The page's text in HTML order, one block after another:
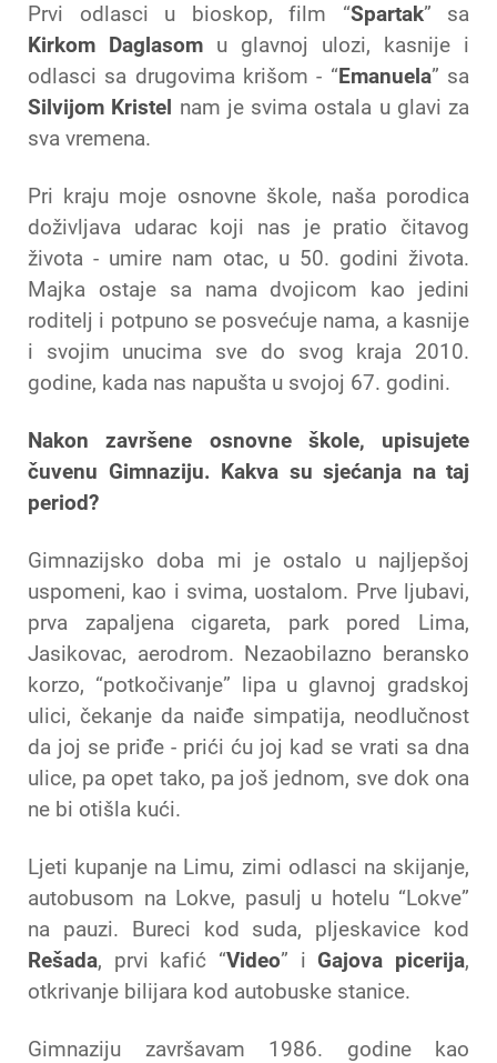
Prvi odlasci u bioskop, film “Spartak” sa
Kirkom Daglasom u glavnoj ulozi, kasnije i
odlasci sa drugovima krišom - “Emanuela” sa
Silvijom Kristel nam je svima ostala u glavi za
sva vremena.
Pri kraju moje osnovne škole, naša porodica
doživljava udarac koji nas je pratio čitavog
života - umire nam otac, u 50. godini života.
Majka ostaje sa nama dvojicom kao jedini
roditelj i potpuno se posvećuje nama, a kasnije
i svojim unucima sve do svog kraja 2010.
godine, kada nas napušta u svojoj 67. godini.
Nakon završene osnovne škole, upisujete
čuvenu Gimnaziju. Kakva su sjećanja na taj
period?
Gimnazijsko doba mi je ostalo u najljepšoj
uspomeni, kao i svima, uostalom. Prve ljubavi,
prva zapaljena cigareta, park pored Lima,
Jasikovac, aerodrom. Nezaobilazno beransko
korzo, “potkočivanje” lipa u glavnoj gradskoj
ulici, čekanje da naiđe simpatija, neodlučnost
da joj se priđe - prići ću joj kad se vrati sa dna
ulice, pa opet tako, pa još jednom, sve dok ona
ne bi otišla kući.
Ljeti kupanje na Limu, zimi odlasci na skijanje,
autobusom na Lokve, pasulj u hotelu “Lokve”
na pauzi. Bureci kod suda, pljeskavice kod
Rešada, prvi kafić “Video” i Gajova picerija,
otkrivanje bilijara kod autobuske stanice.
Gimnaziju završavam 1986. godine kao